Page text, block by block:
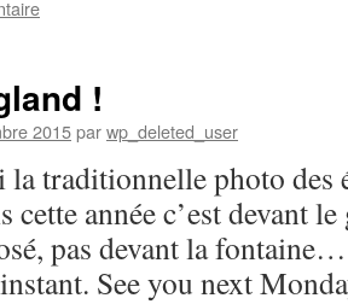
!
2015parwp_deleted_user
traditionnelle photo des
cette année c’est devant
pas devant la
See you next